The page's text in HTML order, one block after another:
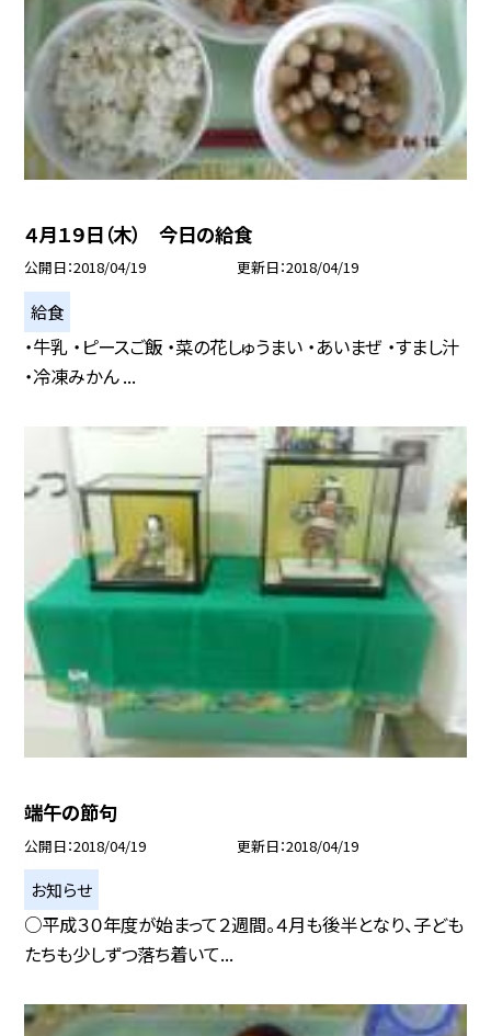
４月１９日（木） 今日の給食
公開日 2018/04/19 更新日 2018/04/19
給食
・牛乳 ・ピースご飯 ・菜の花しゅうまい ・あいまぜ ・すまし汁
・冷凍みかん ...
端午の節句
公開日 2018/04/19 更新日 2018/04/19
お知らせ
○平成３０年度が始まって２週間。４月も後半となり、子ども
たちも少しずつ落ち着いて...